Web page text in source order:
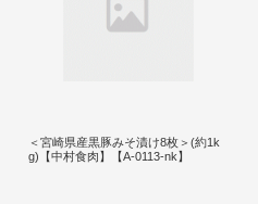
＜宮崎県産黒豚みそ漬け8枚＞(約1k
g)【中村食肉】【A-0113-nk】